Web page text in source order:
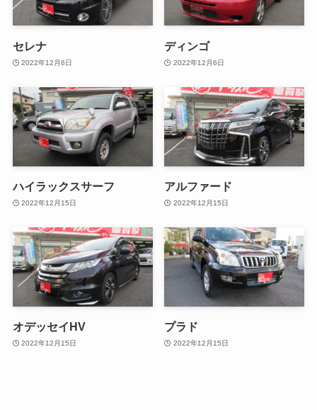
セレナ
2022年12月6日
ディンゴ
2022年12月6日
ハイラックスサーフ
2022年12月15日
アルファード
2022年12月15日
オデッセイHV
2022年12月15日
プラド
2022年12月15日